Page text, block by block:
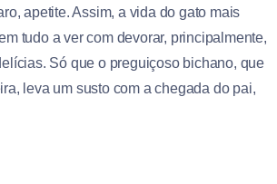
apetite. Assim, a vida do gato mais
tudo a ver com devorar, principalmente,
Só que o preguiçoso bichano, que
leva um susto com a chegada do pai,